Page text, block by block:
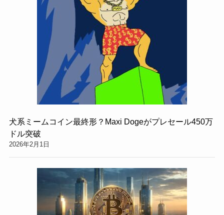
犬系ミームコイン最終形？Maxi Dogeがプレセール450万
ドル突破
2026年2月1日